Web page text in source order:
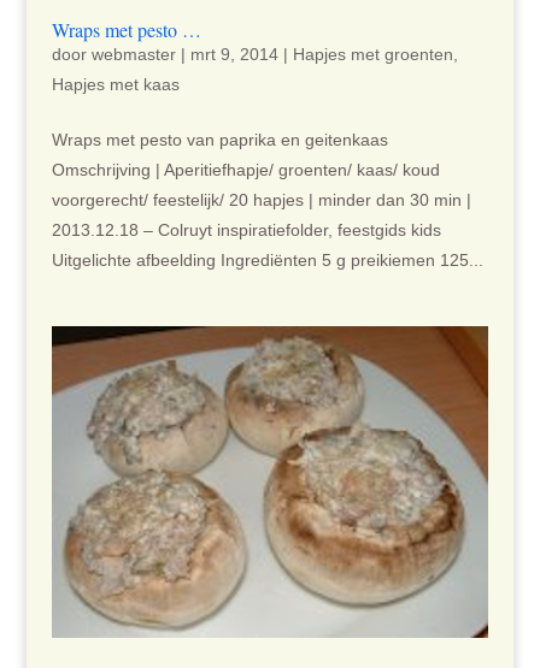
Wraps met pesto …
door webmaster| mrt 9, 2014| Hapjes met groenten
Hapjes met kaas
Wraps met pesto van paprika en geitenkaas
Omschrijving | Aperitiefhapje/ groenten/ kaas/ koud
voorgerecht/ feestelijk/ 20 hapjes | minder dan 30 min |
2013.12.18 – Colruyt inspiratiefolder, feestgids kids
Uitgelichte afbeelding Ingrediënten 5 g preikiemen 125...